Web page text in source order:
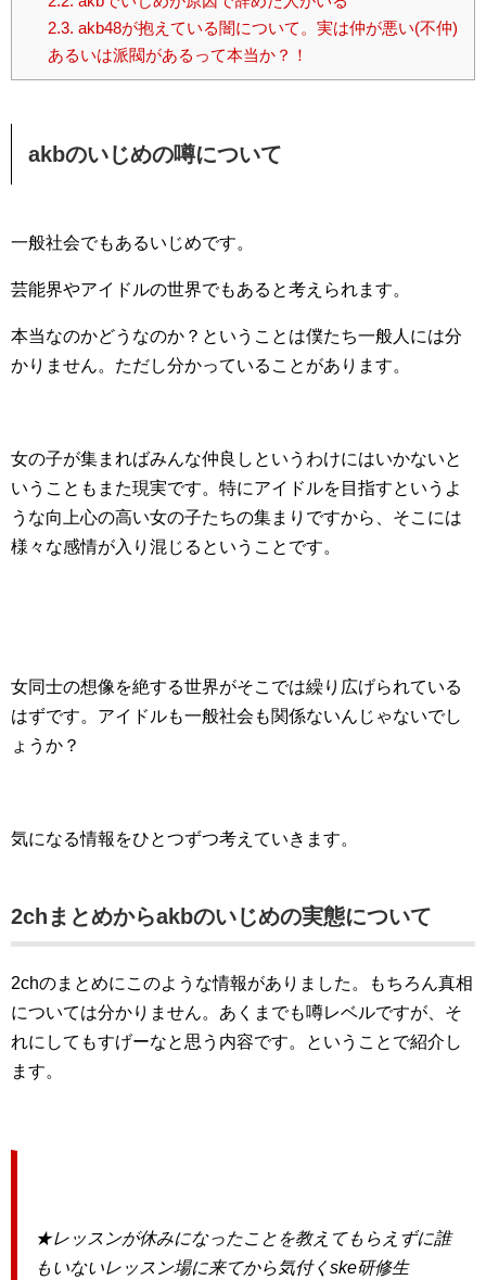
2.3. akb48が抱えている闇について。実は仲が悪い(不仲)
あるいは派閥があるって本当か？！
akbのいじめの噂について
一般社会でもあるいじめです。
芸能界やアイドルの世界でもあると考えられます。
本当なのかどうなのか？ということは僕たち一般人には分
かりません。ただし分かっていることがあります。
女の子が集まればみんな仲良しというわけにはいかないと
いうこともまた現実です。特にアイドルを目指すというよ
うな向上心の高い女の子たちの集まりですから、そこには
様々な感情が入り混じるということです。
女同士の想像を絶する世界がそこでは繰り広げられている
はずです。アイドルも一般社会も関係ないんじゃないでし
ょうか？
気になる情報をひとつずつ考えていきます。
2chまとめからakbのいじめの実態について
2chのまとめにこのような情報がありました。もちろん真相
については分かりません。あくまでも噂レベルですが、そ
れにしてもすげーなと思う内容です。ということで紹介し
ます。
★レッスンが休みになったことを教えてもらえずに誰
もいないレッスン場に来てから気付くske研修生